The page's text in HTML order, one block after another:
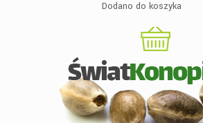
Dodano do koszyka